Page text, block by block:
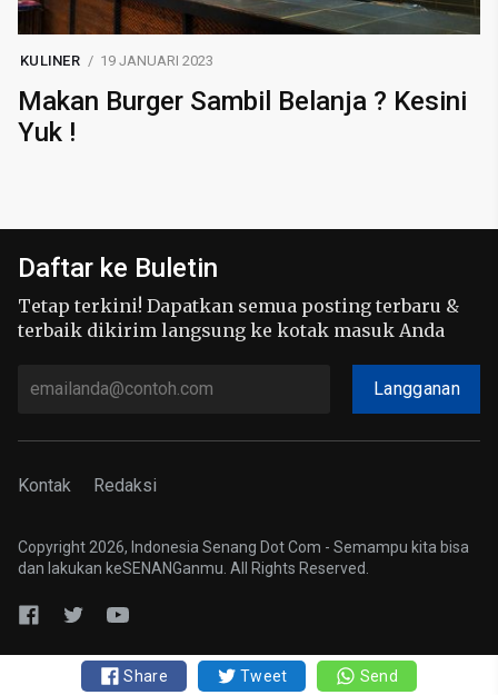
Share Tweet Send
KULINER 19 JANUARI 2023
Makan Burger Sambil Belanja ? Kesini
Yuk !
Daftar ke Buletin
Tetap terkini! Dapatkan semua posting terbaru &
terbaik dikirim langsung ke kotak masuk Anda
Langganan
Kontak Redaksi
Copyright 2026, Indonesia Senang Dot Com - Semampu kita bisa
dan lakukan keSENANGanmu. All Rights Reserved.